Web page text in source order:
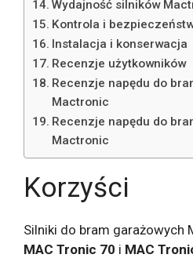
Wydajność silników
Kontrola i
Instalacja i konserwacja
Recenzje użytkowników
Recenzje napędu do
Mactronic
Recenzje napędu do
Mactronic
Korzyści
Silniki do bram garażowych
MAC Tronic 70 i MAC